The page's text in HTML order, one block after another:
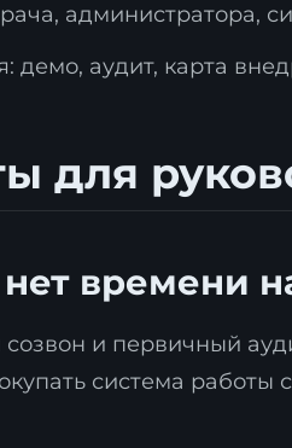
администратора,
аудит, карта
для
нет времени
созвон и первичный
система